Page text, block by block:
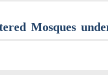
Mosques